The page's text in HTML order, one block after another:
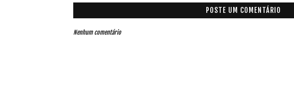
POSTE UM COMENTÁRIO
Nenhum comentário